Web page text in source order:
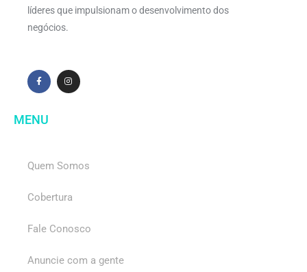
líderes que impulsionam o desenvolvimento dos
negócios.
MENU
Quem Somos
Cobertura
Fale Conosco
Anuncie com a gente